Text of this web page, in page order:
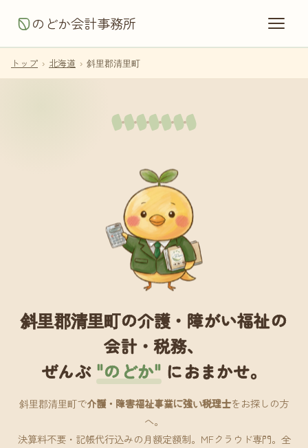
のどか会計事務所
トップ › 北海道 › 斜里郡清里町
斜里郡清里町の介護・障がい福祉の
会計・税務、
ぜんぶ "のどか" におまかせ。
斜里郡清里町で介護・障害福祉事業に強い税理士をお探しの方
へ。
決算料不要・記帳代行込みの月額定額制。MFクラウド専門。全